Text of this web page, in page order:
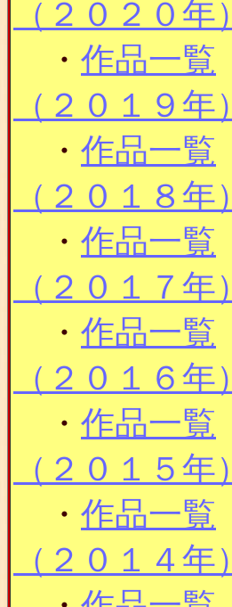
（２０２０年）
・ 作品一覧
（２０１９年）
・ 作品一覧
（２０１８年）
・ 作品一覧
（２０１７年）
・ 作品一覧
（２０１６年）
・ 作品一覧
（２０１５年）
・ 作品一覧
（２０１４年）